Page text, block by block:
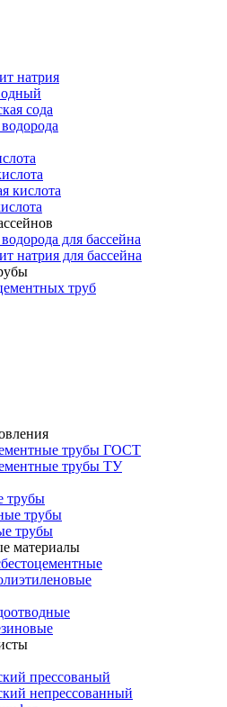
натрия
сода
кислота
для бассейна
натрия для бассейна
труб
трубы ГОСТ
трубы ТУ
трубы
трубы
трубы
материалы
прессованый
непрессованный